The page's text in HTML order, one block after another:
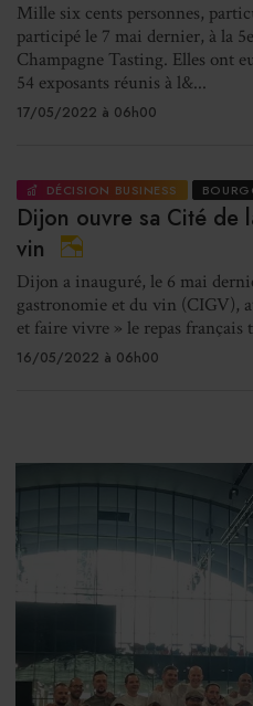
Mille six cents personnes,
participé le 7 mai dernier, à la
Champagne Tasting. Elles ont
54 exposants réunis à l&...
17/05/2022 à 06h00
DÉCISION BUSINESS
Dijon ouvre sa Cité de
vin
Dijon a inauguré, le 6 mai
gastronomie et du vin (CIGV),
et faire vivre » le repas français
16/05/2022 à 06h00